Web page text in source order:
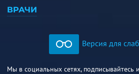
ВРАЧИ
Версия для
Мы в социальных сетях, подписывайтесь